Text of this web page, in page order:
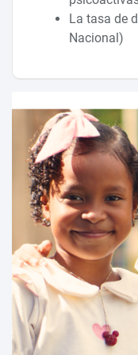
La tasa de
Nacional)